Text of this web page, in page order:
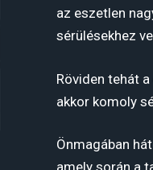
az eszetlen
sérülésekhez
Röviden tehát
akkor komoly
Önmagában